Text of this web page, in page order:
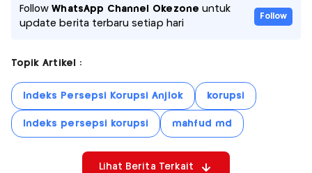
FollowWhatsApp Channel Okezone untuk
update berita terbaru setiap hari
Follow
Topik Artikel :
Indeks Persepsi Korupsi Anjlok korupsi
Indeks persepsi korupsi mahfud md
Lihat Berita Terkait